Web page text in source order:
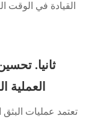
القيادة في الوقت
ثانيا.
العملية
تعتمد عمليات البثق